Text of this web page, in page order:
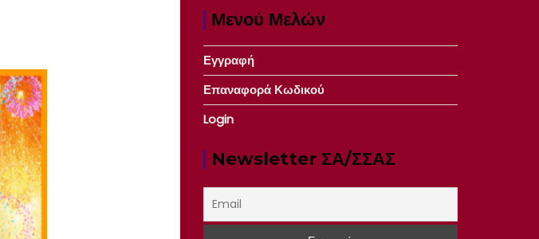
Μενού Μελών
Εγγραφή
Επαναφορά Κωδικού
Login
Newsletter ΣΑ/ΣΣΑΣ